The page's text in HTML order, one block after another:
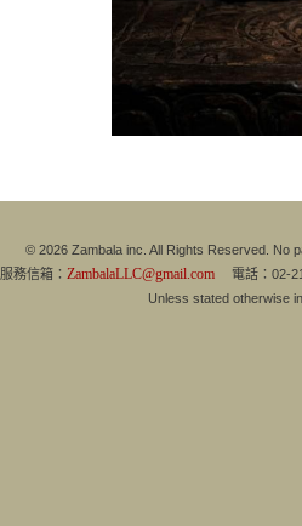
© 2026 Zambala inc. All Rights Reserved. No
服務信箱： ZambalaLLC@gmail.com 電話：02-
Unless stated